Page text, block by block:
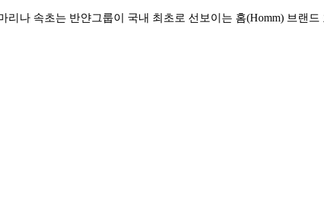
나 속초는 반얀그룹이 국내 최초로 선보이는 홈(Homm) 브랜드